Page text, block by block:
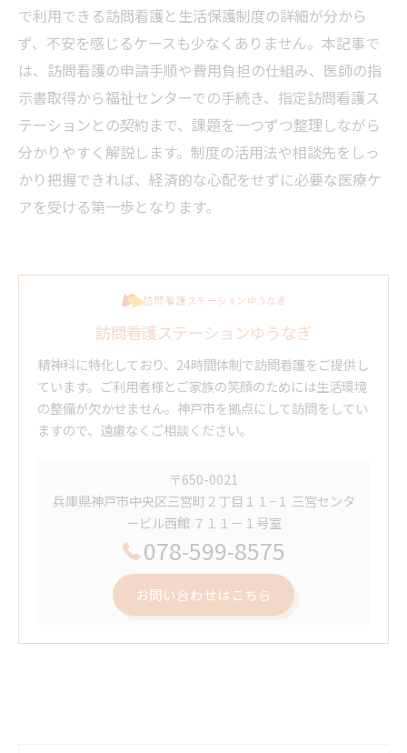
で利用できる訪問看護と生活保護制度の詳細が分から
ず、不安を感じるケースも少なくありません。本記事で
は、訪問看護の申請手順や費用負担の仕組み、医師の指
示書取得から福祉センターでの手続き、指定訪問看護ス
テーションとの契約まで、課題を一つずつ整理しながら
分かりやすく解説します。制度の活用法や相談先をしっ
かり把握できれば、経済的な心配をせずに必要な医療ケ
アを受ける第一歩となります。
訪問看護ステーションゆうなぎ
精神科に特化しており、24時間体制で訪問看護をご提供し
ています。ご利用者様とご家族の笑顔のためには生活環境
の整備が欠かせません。神戸市を拠点にして訪問をしてい
ますので、遠慮なくご相談ください。
〒650-0021
兵庫県神戸市中央区三宮町２丁目１１−１ 三宮センタ
ービル西館 ７１１－１号室
078-599-8575
お問い合わせはこちら